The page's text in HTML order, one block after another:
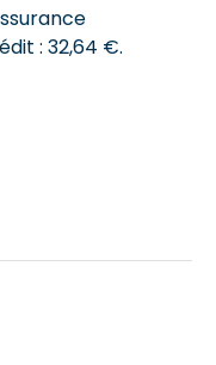
: 32,64 €.